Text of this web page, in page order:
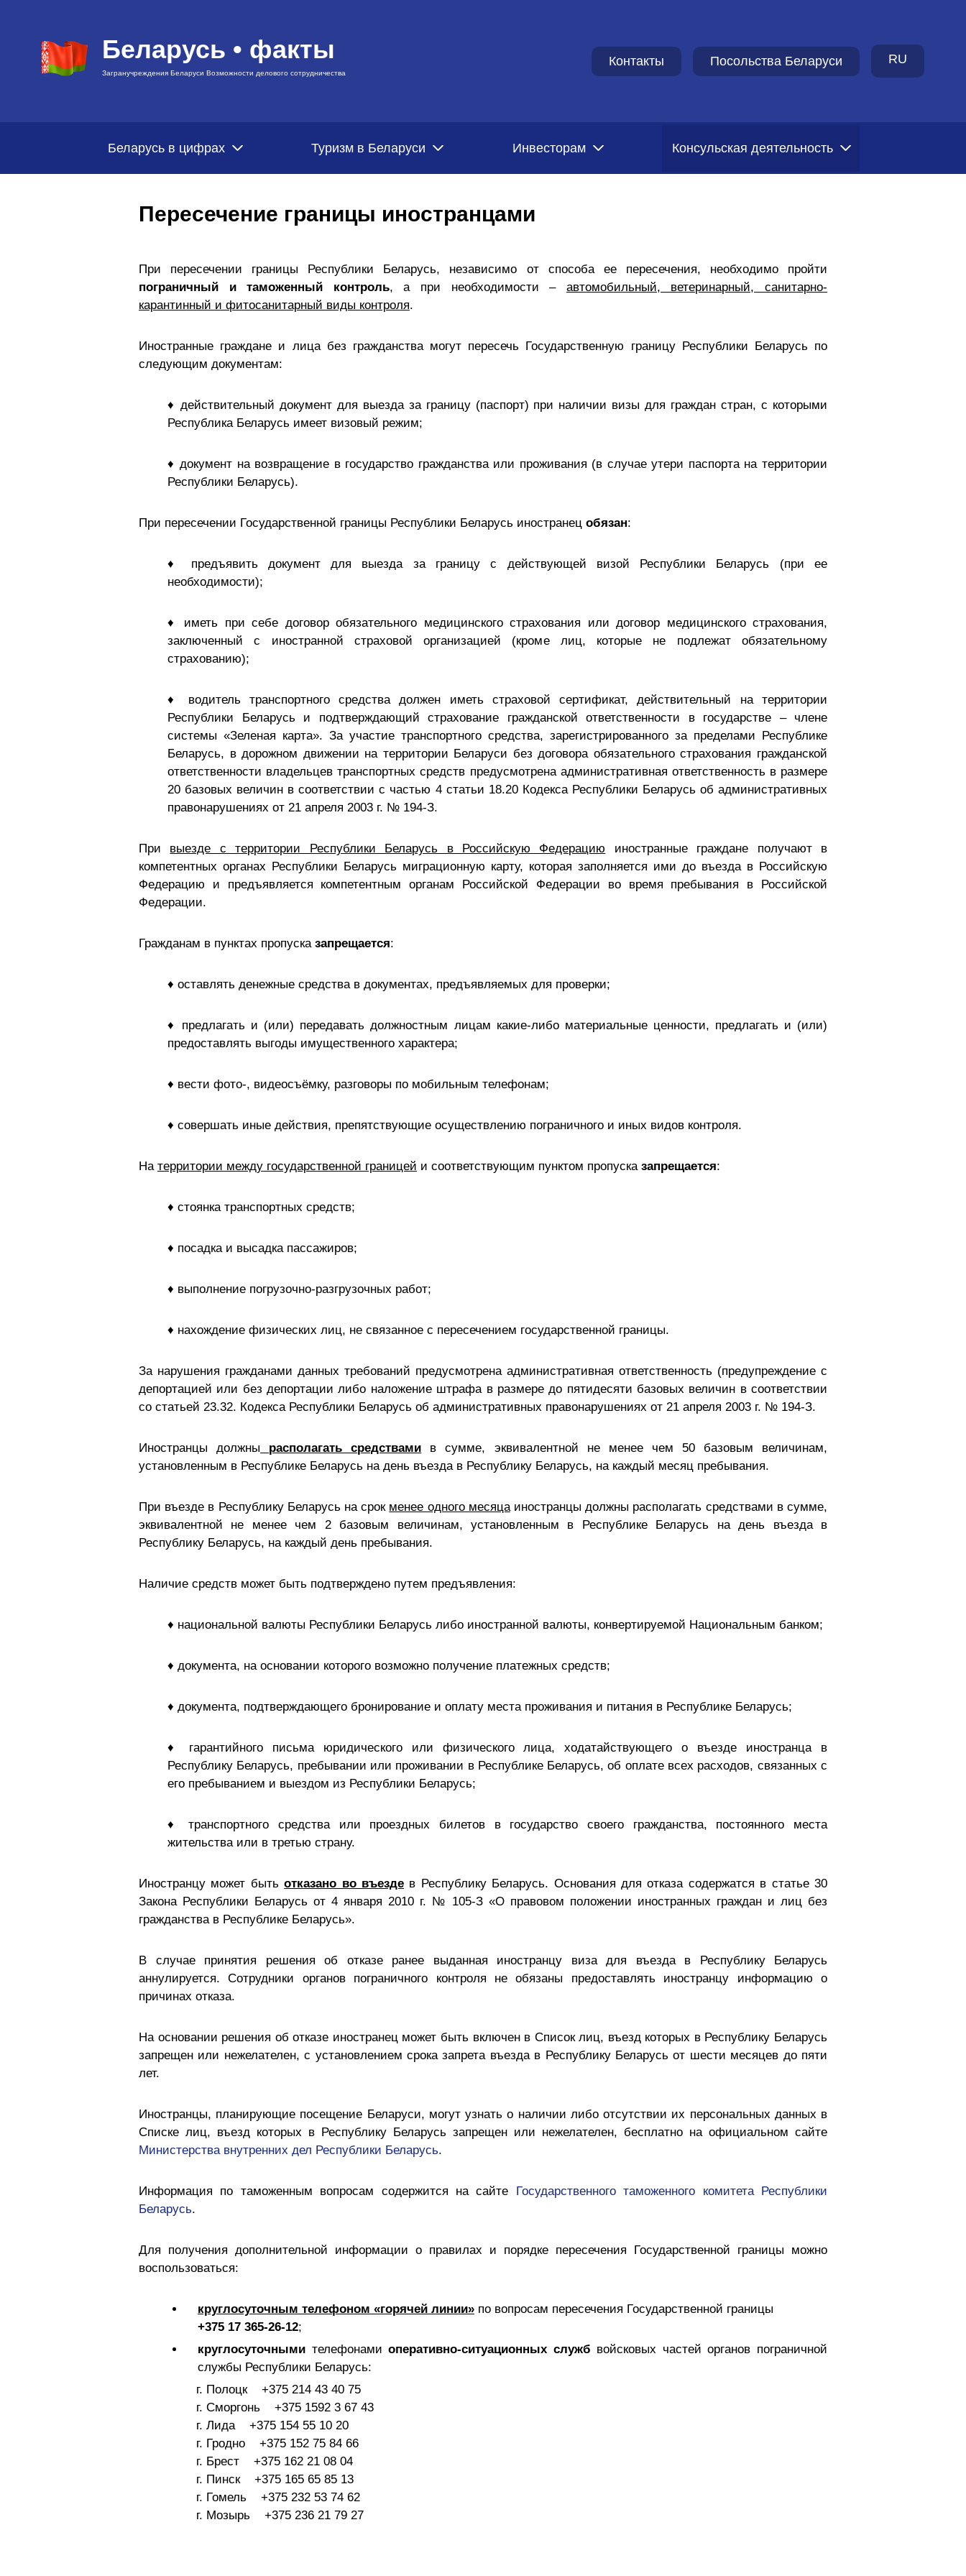
Беларусь • факты
Загранучреждения Беларуси Возможности делового сотрудничества
Контакты Посольства Беларуси RU
Беларусь в цифрах Туризм в Беларуси Инвесторам Консульская деятельность
Пересечение границы иностранцами
При пересечении границы Республики Беларусь, независимо от способа ее пересечения, необходимо пройти
пограничный и таможенный контроль, а при необходимости – автомобильный, ветеринарный, санитарно-
карантинный и фитосанитарный виды контроля.
Иностранные граждане и лица без гражданства могут пересечь Государственную границу Республики Беларусь по
следующим документам:
♦ действительный документ для выезда за границу (паспорт) при наличии визы для граждан стран, с которыми
Республика Беларусь имеет визовый режим;
♦ документ на возвращение в государство гражданства или проживания (в случае утери паспорта на территории
Республики Беларусь).
При пересечении Государственной границы Республики Беларусь иностранец обязан:
♦ предъявить документ для выезда за границу с действующей визой Республики Беларусь (при ее
необходимости);
♦ иметь при себе договор обязательного медицинского страхования или договор медицинского страхования,
заключенный с иностранной страховой организацией (кроме лиц, которые не подлежат обязательному
страхованию);
♦ водитель транспортного средства должен иметь страховой сертификат, действительный на территории
Республики Беларусь и подтверждающий страхование гражданской ответственности в государстве – члене
системы «Зеленая карта». За участие транспортного средства, зарегистрированного за пределами Республике
Беларусь, в дорожном движении на территории Беларуси без договора обязательного страхования гражданской
ответственности владельцев транспортных средств предусмотрена административная ответственность в размере
20 базовых величин в соответствии с частью 4 статьи 18.20 Кодекса Республики Беларусь об административных
правонарушениях от 21 апреля 2003 г. № 194-З.
При выезде с территории Республики Беларусь в Российскую Федерацию иностранные граждане получают в
компетентных органах Республики Беларусь миграционную карту, которая заполняется ими до въезда в Российскую
Федерацию и предъявляется компетентным органам Российской Федерации во время пребывания в Российской
Федерации.
Гражданам в пунктах пропуска запрещается:
♦ оставлять денежные средства в документах, предъявляемых для проверки;
♦ предлагать и (или) передавать должностным лицам какие-либо материальные ценности, предлагать и (или)
предоставлять выгоды имущественного характера;
♦ вести фото-, видеосъёмку, разговоры по мобильным телефонам;
♦ совершать иные действия, препятствующие осуществлению пограничного и иных видов контроля.
На территории между государственной границей и соответствующим пунктом пропуска запрещается:
♦ стоянка транспортных средств;
♦ посадка и высадка пассажиров;
♦ выполнение погрузочно-разгрузочных работ;
♦ нахождение физических лиц, не связанное с пересечением государственной границы.
За нарушения гражданами данных требований предусмотрена административная ответственность (предупреждение с
депортацией или без депортации либо наложение штрафа в размере до пятидесяти базовых величин в соответствии
со статьей 23.32. Кодекса Республики Беларусь об административных правонарушениях от 21 апреля 2003 г. № 194-З.
Иностранцы должны располагать средствами в сумме, эквивалентной не менее чем 50 базовым величинам,
установленным в Республике Беларусь на день въезда в Республику Беларусь, на каждый месяц пребывания.
При въезде в Республику Беларусь на срок менее одного месяцаиностранцы должны располагать средствами в сумме,
эквивалентной не менее чем 2 базовым величинам, установленным в Республике Беларусь на день въезда в
Республику Беларусь, на каждый день пребывания.
Наличие средств может быть подтверждено путем предъявления:
♦ национальной валюты Республики Беларусь либо иностранной валюты, конвертируемой Национальным банком;
♦ документа, на основании которого возможно получение платежных средств;
♦ документа, подтверждающего бронирование и оплату места проживания и питания в Республике Беларусь;
♦ гарантийного письма юридического или физического лица, ходатайствующего о въезде иностранца в
Республику Беларусь, пребывании или проживании в Республике Беларусь, об оплате всех расходов, связанных с
его пребыванием и выездом из Республики Беларусь;
♦ транспортного средства или проездных билетов в государство своего гражданства, постоянного места
жительства или в третью страну.
Иностранцу может бытьотказано во въезде в Республику Беларусь. Основания для отказа содержатся в статье 30
Закона Республики Беларусь от 4 января 2010 г. № 105-З «О правовом положении иностранных граждан и лиц без
гражданства в Республике Беларусь».
В случае принятия решения об отказе ранее выданная иностранцу виза для въезда в Республику Беларусь
аннулируется. Сотрудники органов пограничного контроля не обязаны предоставлять иностранцу информацию о
причинах отказа.
На основании решения об отказе иностранец может быть включен в Список лиц, въезд которых в Республику Беларусь
запрещен или нежелателен, с установлением срока запрета въезда в Республику Беларусь от шести месяцев до пяти
лет.
Иностранцы, планирующие посещение Беларуси, могут узнать о наличии либо отсутствии их персональных данных в
Списке лиц, въезд которых в Республику Беларусь запрещен или нежелателен, бесплатно на официальном сайте
Министерства внутренних дел Республики Беларусь.
Информация по таможенным вопросам содержится на сайте Государственного таможенного комитета Республики
Беларусь.
Для получения дополнительной информации о правилах и порядке пересечения Государственной границы можно
воспользоваться:
круглосуточным телефоном «горячей линии» по вопросам пересечения Государственной границы
+375 17 365-26-12;
круглосуточными телефонамиоперативно-ситуационных служб войсковых частей органов пограничной
службы Республики Беларусь:
г. Полоцк +375 214 43 40 75
г. Сморгонь +375 1592 3 67 43
г. Лида +375 154 55 10 20
г. Гродно +375 152 75 84 66
г. Брест +375 162 21 08 04
г. Пинск +375 165 65 85 13
г. Гомель +375 232 53 74 62
г. Мозырь +375 236 21 79 27